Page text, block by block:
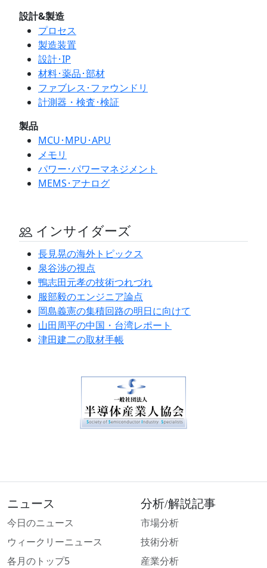
設計&製造
プロセス
製造装置
設計･IP
材料･薬品･部材
ファブレス･ファウンドリ
計測器・検査･検証
製品
MCU･MPU･APU
メモリ
パワー･パワーマネジメント
MEMS･アナログ
インサイダーズ
長見晃の海外トピックス
泉谷渉の視点
鴨志田元孝の技術つれづれ
服部毅のエンジニア論点
岡島義憲の集積回路の明日に向けて
山田周平の中国・台湾レポート
津田建二の取材手帳
ニュース
今日のニュース
ウィークリーニュース
各月のトップ5
分析/解説記事
市場分析
技術分析
産業分析